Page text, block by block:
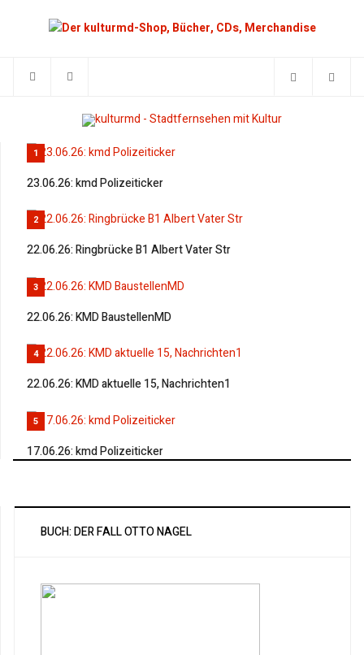
1
23.06.26: kmd Polizeiticker
2
22.06.26: Ringbrücke B1 Albert Vater Str
3
22.06.26: KMD BaustellenMD
4
22.06.26: KMD aktuelle 15, Nachrichten1
5
17.06.26: kmd Polizeiticker
BUCH: DER FALL OTTO NAGEL